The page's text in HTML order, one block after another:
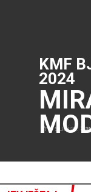
KMF
2024
Prvi sudija :